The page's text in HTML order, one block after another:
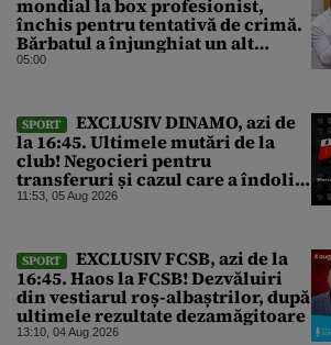
mondial la box profesionist,
închis pentru tentativă de crimă.
Bărbatul a înjunghiat un alt
interlop periculos
05:00
SPORT
EXCLUSIV DINAMO, azi de
la 16:45. Ultimele mutări de la
club! Negocieri pentru
transferuri și cazul care a îndoliat
Dinamo
11:53, 05 Aug 2026
SPORT
EXCLUSIV FCSB, azi de la
16:45. Haos la FCSB! Dezvăluiri
din vestiarul roș-albaștrilor, după
ultimele rezultate dezamăgitoare
13:10, 04 Aug 2026